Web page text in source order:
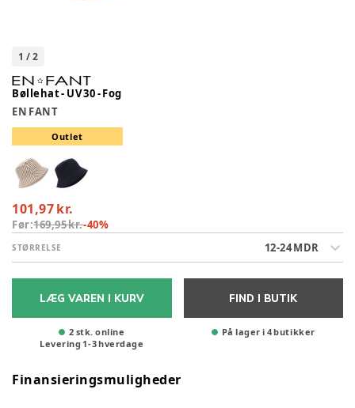
1 /2
Bøllehat - UV 30 - Fog
EN FANT
Outlet
101,97 kr.
Før:169,95 kr.-40%
STØRRELSE 12-24 MDR
LÆG VAREN I KURV
2 stk. online
Levering 1-3hverdage
FIND I BUTIK
På lager i 4 butikker
Finansieringsmuligheder